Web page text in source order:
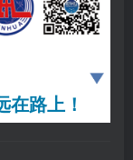
在路上！